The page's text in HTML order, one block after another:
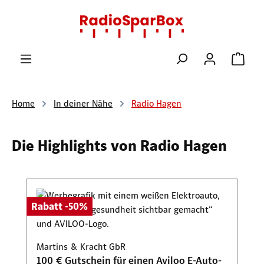
Zum Hauptinhalt springen
Home In deiner Nähe Radio Hagen
Die Highlights von Radio Hagen
Rabatt -50%
Martins & Kracht GbR
100 € Gutschein für einen Aviloo E-Auto-